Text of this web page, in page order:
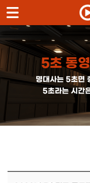
5초 동
명대사는 5초면
5초라는 시간